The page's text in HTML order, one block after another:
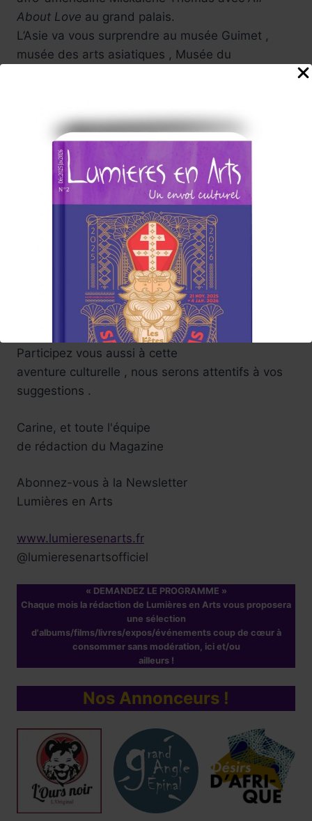
Réservez !
About Love au grand palais.
L’Asie va vous surprendre au musée Guimet ,
musée des arts asiatiques , Musée du
Une année riche en films et festivals, bref ,vivons
ensemble tous ces jolis événements.
L’équipe Lumières en Arts,
La promesse d'un choix de programmation
passionnant,
Ce" marathon" culturel l'équipe
Lumières en Arts vous l'offre au fil des semaines
a venir ....à Paris, en régions.
Vivez de belles émotions lors de
ces voyages en arts !
Tels sont nos souhaits enthousiastes ....
Participez vous aussi à cette
aventure culturelle , nous serons attentifs à vos
suggestions .
Carine, et toute l'équipe
de rédaction du Magazine
Abonnez-vous à la Newsletter
Lumières en Arts
www.lumieresenarts.fr
@lumieresenartsofficiel
« DEMANDEZ LE PROGRAMME »
Chaque mois la rédaction de Lumières en Arts vous proposera
une sélection
d'albums/films/livres/expos/événements coup de cœur à
consommer sans modération, ici et/ou
ailleurs !
Nos Annonceurs !